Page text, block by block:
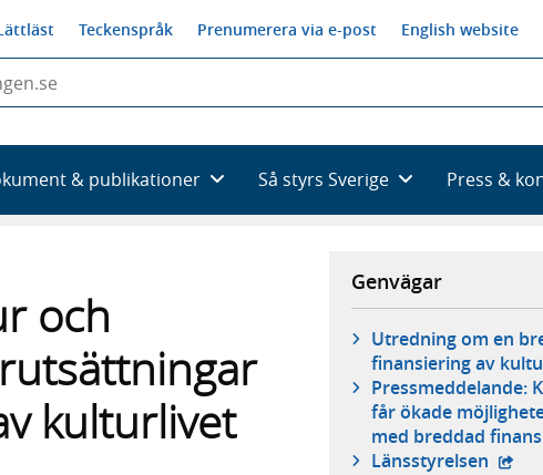
Teckenspråk Prenumerera via e-post English website
& publikationer Så styrs Sverige Press &
och
kulturlivet
Genvägar
Utredning om en
finansiering av
Pressmeddelande:
får ökade
med breddad
Länsstyrelsen -